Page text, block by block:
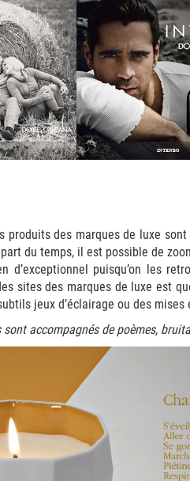
produits des marques de luxe
du temps, il est possible de
d’exceptionnel puisqu’on les
sites des marques de luxe est
jeux d’éclairage ou des
sont accompagnés de poèmes,